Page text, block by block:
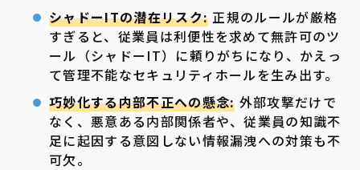
シャドーITの潜在リスク: 正規のルールが厳格
すぎると、従業員は利便性を求めて無許可のツ
ール（シャドーIT）に頼りがちになり、かえっ
て管理不能なセキュリティホールを生み出す。
巧妙化する内部不正への懸念: 外部攻撃だけで
なく、悪意ある内部関係者や、従業員の知識不
足に起因する意図しない情報漏洩への対策も不
可欠。